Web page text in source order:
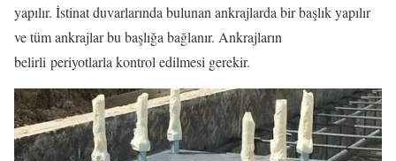
yapılır. İstinat duvarlarında bulunan ankrajlarda bir başlık yapılır
ve tüm ankrajlar bu başlığa bağlanır. Ankrajların
belirli periyotlarla kontrol edilmesi gerekir.